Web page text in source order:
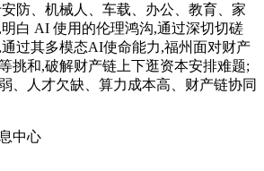
防、机械人、车载、办公、教育、家
白 AI 使用的伦理鸿沟,通过深切切磋
过其多模态AI使命能力,福州面对财产
挑和,破解财产链上下逛资本安排难题;
、人才欠缺、算力成本高、财产链协同
中心